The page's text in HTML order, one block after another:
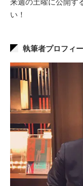
い！
執筆者プロフィ